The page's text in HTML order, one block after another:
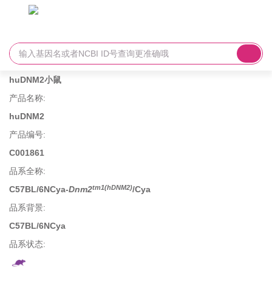
huDNM2小鼠
产品名称:
huDNM2
产品编号:
C001861
品系全称:
C57BL/6NCya-Dnm2tm1(hDNM2)/Cya
品系背景:
C57BL/6NCya
品系状态: